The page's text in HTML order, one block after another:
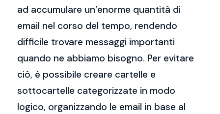
ad accumulare un’enorme quantità di
email nel corso del tempo, rendendo
difficile trovare messaggi importanti
quando ne abbiamo bisogno. Per evitare
ciò, è possibile creare cartelle e
sottocartelle categorizzate in modo
logico, organizzando le email in base al